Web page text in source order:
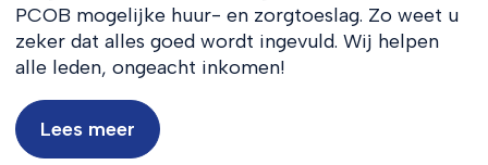
PCOB mogelijke huur- en zorgtoeslag. Zo weet u
zeker dat alles goed wordt ingevuld. Wij helpen
alle leden, ongeacht inkomen!
Lees meer